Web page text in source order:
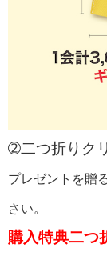
➁二つ折りク
プレゼントを贈
さい。
購入特典二つ